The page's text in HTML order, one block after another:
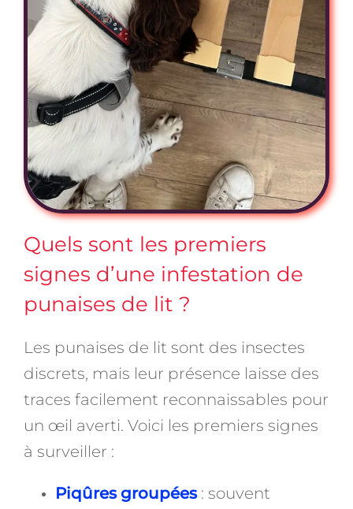
Quels sont les premiers
signes d’une infestation de
punaises de lit ?
Les punaises de lit sont des insectes
discrets, mais leur présence laisse des
traces facilement reconnaissables pour
un œil averti. Voici les premiers signes
à surveiller :
Piqûres groupées: souvent